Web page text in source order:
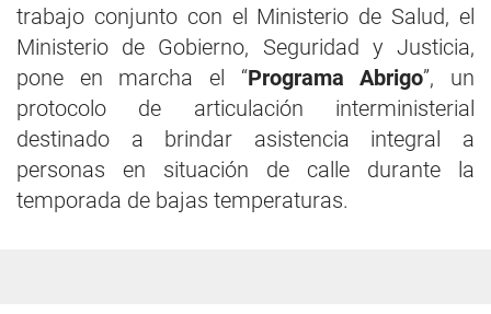
trabajo conjunto con el Ministerio de Salud, el
Ministerio de Gobierno, Seguridad y Justicia,
pone en marcha el “Programa Abrigo”, un
protocolo de articulación interministerial
destinado a brindar asistencia integral a
personas en situación de calle durante la
temporada de bajas temperaturas.